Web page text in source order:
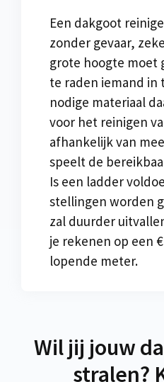
Een dakgoot
zonder gevaar,
grote hoogte moet
te raden iemand in
nodige materiaal
voor het reinigen
afhankelijk van
speelt de
Is een ladder
stellingen worden
zal duurder
je rekenen op een
lopende meter.
Wil jij jouw
stralen?